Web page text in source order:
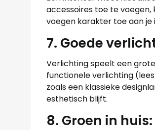
accessoires toe te voegen,
voegen karakter toe aan je
7. Goede
Verlichting speelt een
functionele verlichting
zoals een klassieke
esthetisch blijft.
8. Groen in